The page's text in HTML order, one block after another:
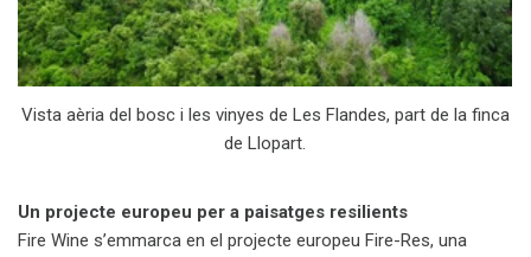
Vista aèria del bosc i les vinyes de Les Flandes, part de la finca
de Llopart.
Un projecte europeu per a paisatges resilients
Fire Wine s’emmarca en el projecte europeu Fire-Res, una